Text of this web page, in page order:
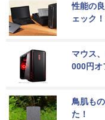
性能の
ェック！
マウス
000円オ
鳥肌も
た！